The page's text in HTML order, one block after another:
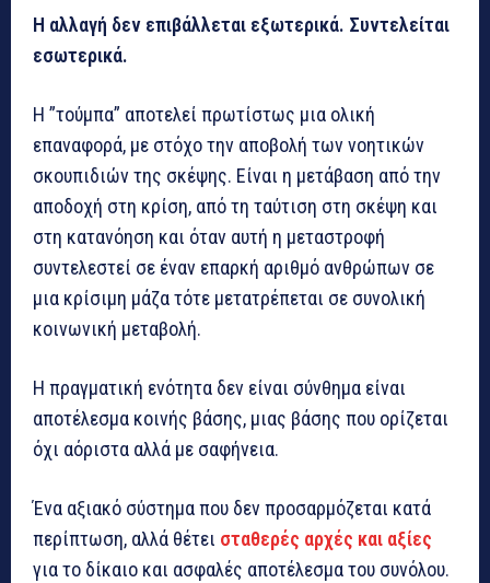
Η αλλαγή δεν επιβάλλεται εξωτερικά. Συντελείται
εσωτερικά.
Η ”τούμπα” αποτελεί πρωτίστως μια ολική
επαναφορά, με στόχο την αποβολή των νοητικών
σκουπιδιών της σκέψης. Είναι η μετάβαση από την
αποδοχή στη κρίση, από τη ταύτιση στη σκέψη και
στη κατανόηση και όταν αυτή η μεταστροφή
συντελεστεί σε έναν επαρκή αριθμό ανθρώπων σε
μια κρίσιμη μάζα τότε μετατρέπεται σε συνολική
κοινωνική μεταβολή.
Η πραγματική ενότητα δεν είναι σύνθημα είναι
αποτέλεσμα κοινής βάσης, μιας βάσης που ορίζεται
όχι αόριστα αλλά με σαφήνεια.
Ένα αξιακό σύστημα που δεν προσαρμόζεται κατά
περίπτωση, αλλά θέτει σταθερές αρχές και αξίες
για το δίκαιο και ασφαλές αποτέλεσμα του συνόλου.